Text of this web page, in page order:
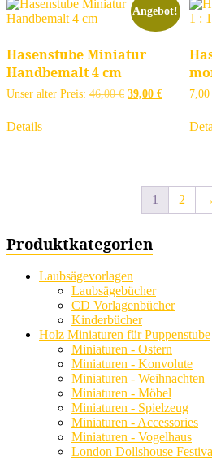
Angebot!
Hasenstube Miniatur
Handbemalt 4 cm
Unser alter Preis: 46,00€ Ursprünglicher
39,00 €Aktueller
39,00 €.
Details
7,00
1 2 →
Produktkategorien
Laubsägevorlagen
Laubsägebücher
CD Vorlagenbücher
Kinderbücher
Holz Miniaturen für Puppenstube
Miniaturen - Ostern
Miniaturen - Konvolute
Miniaturen - Weihnachten
Miniaturen - Möbel
Miniaturen - Spielzeug
Miniaturen - Accessories
Miniaturen - Vogelhaus
London Dollshouse